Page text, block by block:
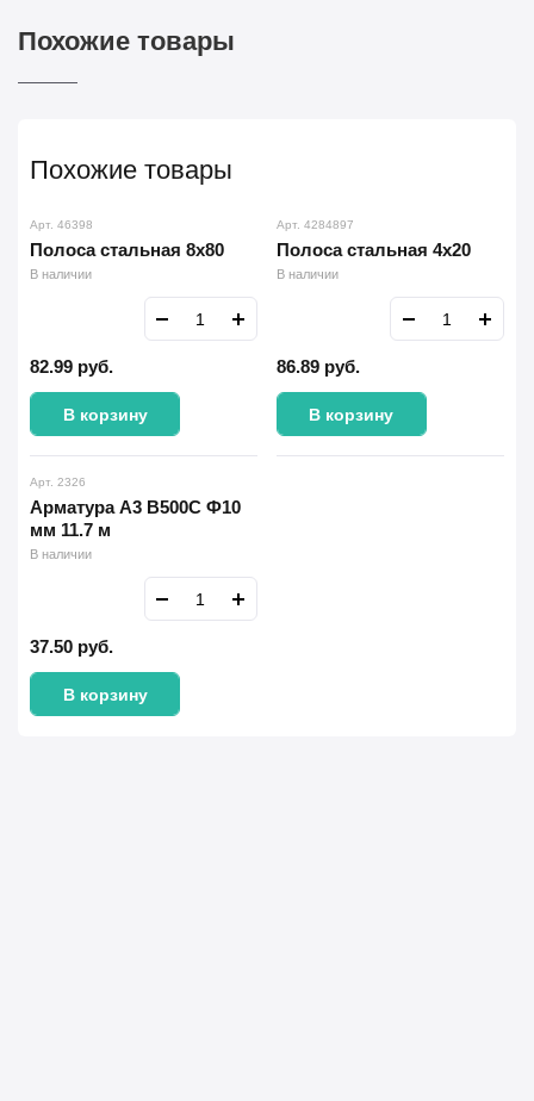
Похожие товары
Похожие товары
Арт. 46398
Полоса стальная 8х80
В наличии
82.99 руб.
В корзину
Арт. 4284897
Полоса стальная 4х20
В наличии
86.89 руб.
В корзину
Арт. 2326
Арматура А3 В500С Ф10
мм 11.7 м
В наличии
37.50 руб.
В корзину